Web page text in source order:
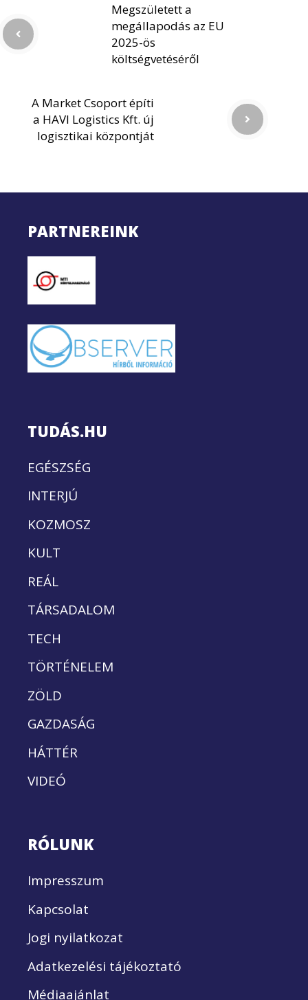
Megszületett a
megállapodás az EU
2025-ös
költségvetéséről
A Market Csoport építi
a HAVI Logistics Kft. új
logisztikai központját
PARTNEREINK
TUDÁS.HU
EGÉSZSÉG
INTERJÚ
KOZMOSZ
KULT
REÁL
TÁRSADALOM
TECH
TÖRTÉNELEM
ZÖLD
GAZDASÁG
HÁTTÉR
VIDEÓ
RÓLUNK
Impresszum
Kapcsolat
Jogi nyilatkozat
Adatkezelési tájékoztató
Médiaajánlat